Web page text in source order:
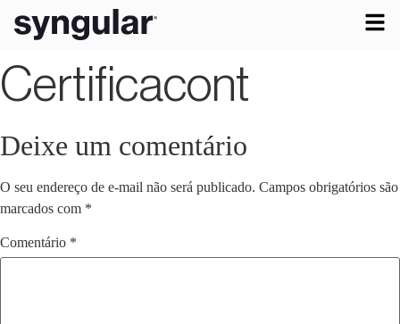
Certificacont
Deixe um comentário
O seu endereço de e-mail não será publicado. Campos obrigatórios são
marcados com *
Comentário *